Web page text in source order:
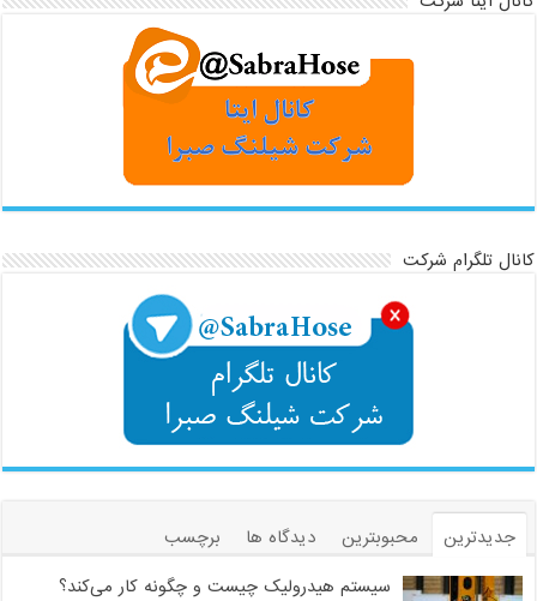
کانال تلگرام شرکت
جدیدترین محبوبترین دیدگاه ها
برچسب
سیستم هیدرولیک چیست و چگونه کار می‌کند؟